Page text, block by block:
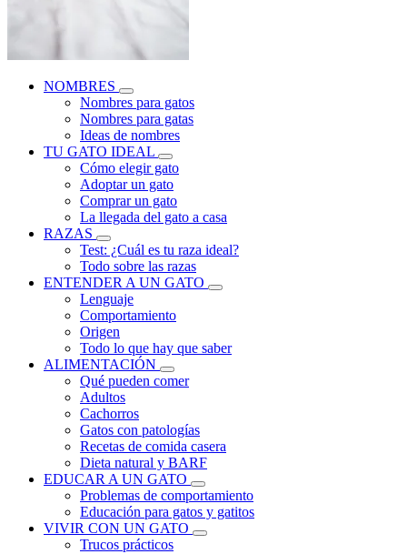
NOMBRES
Nombres para gatos
Nombres para gatas
Ideas de nombres
TU GATO IDEAL
Cómo elegir gato
Adoptar un gato
Comprar un gato
La llegada del gato a casa
RAZAS
Test: ¿Cuál es tu raza ideal?
Todo sobre las razas
ENTENDER A UN GATO
Lenguaje
Comportamiento
Origen
Todo lo que hay que saber
ALIMENTACIÓN
Qué pueden comer
Adultos
Cachorros
Gatos con patologías
Recetas de comida casera
Dieta natural y BARF
EDUCAR A UN GATO
Problemas de comportamiento
Educación para gatos y gatitos
VIVIR CON UN GATO
Trucos prácticos